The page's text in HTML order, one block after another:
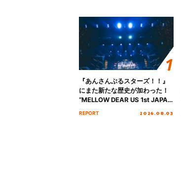
『あんさんぶるスターズ！！』
にまた新たな歴史が加わった！
“MELLOW DEAR US 1st JAPAN
REPORT 2026.08.03